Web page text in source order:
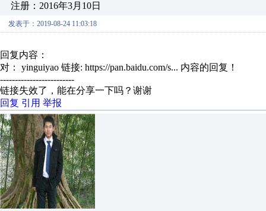
注册：2016年3月10日
发表于：2019-08-24 11:03:18
回复内容：
对： yinguiyao 链接: https://pan.baidu.com/s... 内容的回复！
-------------------------
链接失效了，能在分享一下吗？谢谢
回复 引用 举报